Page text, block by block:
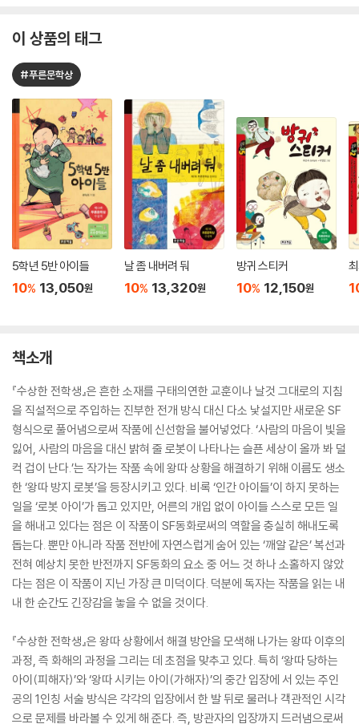
이 상품의 태그
#푸른문학상
5학년 5반 아이들
10% 13,050원
날 좀 내버려 둬
10% 13,320원
방귀 스티커
10% 12,150원
책소개
『수상한 전학생』은 흔한 소재를 구태의연한 교훈이나 날것 그대로의 지침
을 직설적으로 주입하는 진부한 전개 방식 대신 다소 낯설지만 새로운 SF
형식으로 풀어냄으로써 작품에 신선함을 불어넣었다. ‘사람의 마음이 빛을
잃어, 사람의 마음을 대신 밝혀 줄 로봇이 나타나는 슬픈 세상이 올까 봐 덜
컥 겁이 난다.’는 작가는 작품 속에 왕따 상황을 해결하기 위해 이름도 생소
한 ‘왕따 방지 로봇’을 등장시키고 있다. 비록 ‘인간 아이들’이 하지 못하는
일을 ‘로봇 아이’가 돕고 있지만, 어른의 개입 없이 아이들 스스로 모든 일
을 해내고 있다는 점은 이 작품이 SF동화로써의 역할을 충실히 해내도록
돕는다. 뿐만 아니라 작품 전반에 자연스럽게 숨어 있는 ‘깨알 같은’ 복선과
전혀 예상치 못한 반전까지 SF동화의 요소 중 어느 것 하나 소홀하지 않았
다는 점은 이 작품이 지닌 가장 큰 미덕이다. 덕분에 독자는 작품을 읽는 내
내 한 순간도 긴장감을 놓을 수 없을 것이다.
『수상한 전학생』은 왕따 상황에서 해결 방안을 모색해 나가는 왕따 이후의
과정, 즉 화해의 과정을 그리는 데 초점을 맞추고 있다. 특히 ‘왕따 당하는
아이(피해자)’와 ‘왕따 시키는 아이(가해자)’의 중간 입장에 서 있는 주인
공의 1인칭 서술 방식은 각각의 입장에서 한 발 뒤로 물러나 객관적인 시각
으로 문제를 바라볼 수 있게 해 준다. 즉, 방관자의 입장까지 드러냄으로써